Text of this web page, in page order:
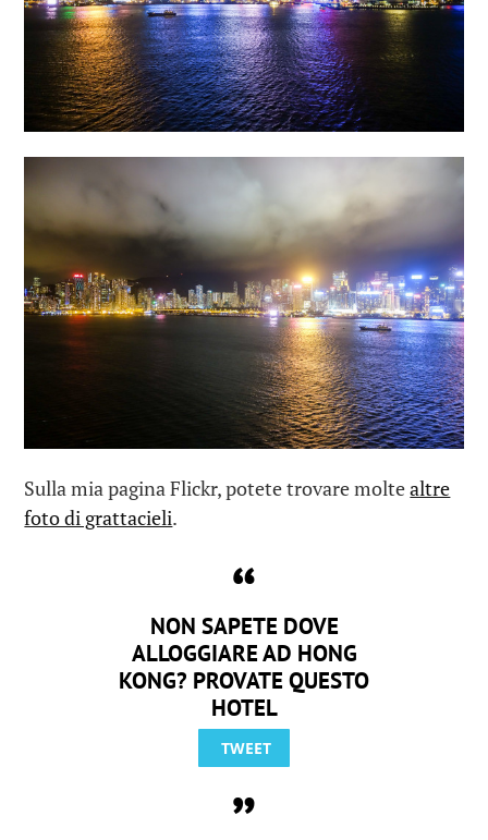
Sulla mia pagina Flickr, potete trovare moltealtre
foto di grattacieli.
NON SAPETE DOVE
ALLOGGIARE AD HONG
KONG? PROVATE QUESTO
HOTEL
TWEET